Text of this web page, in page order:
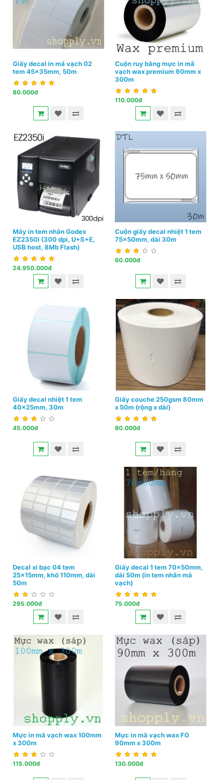
Giấy decal in mã vạch 02
tem 45x35mm, 50m
80.000đ
Cuộn ruy băng mực in mã
vạch wax premium 90mm x
300m
110.000đ
Máy in tem nhãn Godex
EZ2350i (300 dpi, U+S+E,
USB host, 8Mb Flash)
24.950.000đ
Cuộn giấy decal nhiệt 1 tem
75x50mm, dài 30m
60.000đ
Giấy decal nhiệt 1 tem
40x25mm, 30m
45.000đ
Giấy couche 250gsm 80mm
x 50m (rộng x dài)
80.000đ
Decal xi bạc 04 tem
25x15mm, khổ 110mm, dài
50m
295.000đ
Giấy decal 1 tem 70x50mm,
dài 50m (in tem nhãn mã
vạch)
75.000đ
Mực in mã vạch wax 100mm
x 300m
115.000đ
Mực in mã vạch wax FO
90mm x 300m
130.000đ